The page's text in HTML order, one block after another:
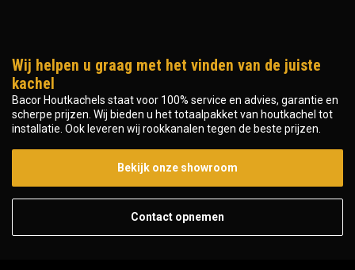
Wij helpen u graag met het vinden van de juiste
kachel
Bacor Houtkachels staat voor 100% service en advies, garantie en
scherpe prijzen. Wij bieden u het totaalpakket van houtkachel tot
installatie. Ook leveren wij rookkanalen tegen de beste prijzen.
Bekijk onze showroom
Contact opnemen